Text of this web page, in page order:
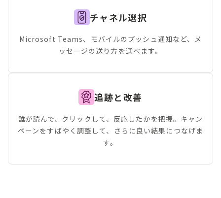
チャネル選択
Microsoft Teams、モバイルのプッシュ通知など、メ
ッセージの送り方を選べます。
追跡と改善
誰が読んで、クリックして、反応したかを把握。キャン
ペーンをすばやく調整して、さらに良い結果につなげま
す。